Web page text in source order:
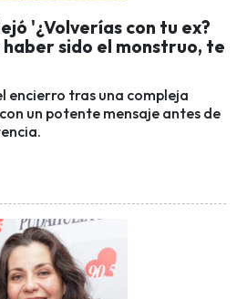
'¿Volverías con tu ex?
sido el monstruo, te
encierro tras una compleja
un potente mensaje antes de